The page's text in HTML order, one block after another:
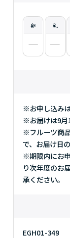
卵 乳
※お申し込み
※お届けは9月
※フルーツ商
で、お届け日
※期限内にお
り次年度のお
承ください。
EGH01-349